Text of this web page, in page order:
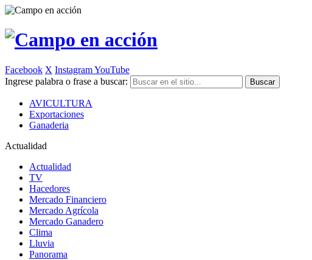
Facebook X InstagramYouTube
Ingrese palabra o frase a buscar:
AVICULTURA
Exportaciones
Ganaderia
Actualidad
Actualidad
TV
Hacedores
Mercado Financiero
Mercado Agrícola
Mercado Ganadero
Clima
Lluvia
Panorama